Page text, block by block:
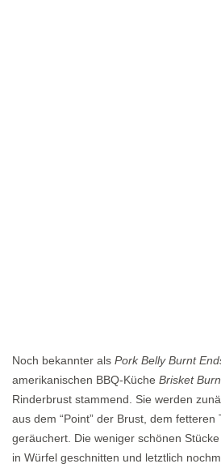
Noch bekannter als Pork Belly Burnt
amerikanischen BBQ-Küche Brisket
Rinderbrust stammend. Sie werden
aus dem “Point” der Brust, dem
geräuchert. Die weniger schönen
in Würfel geschnitten und letztlich